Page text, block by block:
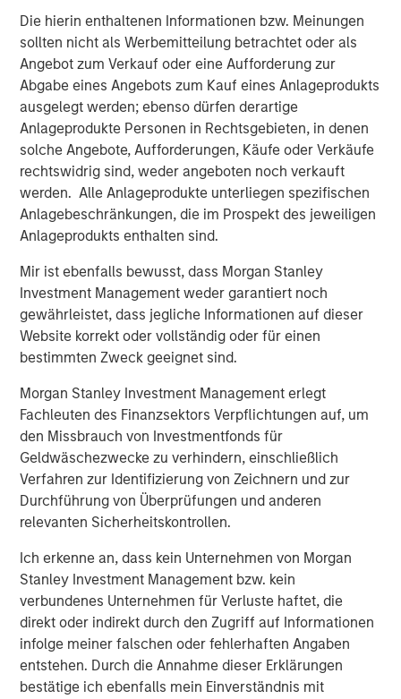
Die hierin enthaltenen Informationen bzw. Meinungen
sollten nicht als Werbemitteilung betrachtet oder als
Angebot zum Verkauf oder eine Aufforderung zur
Abgabe eines Angebots zum Kauf eines Anlageprodukts
ausgelegt werden; ebenso dürfen derartige
Anlageprodukte Personen in Rechtsgebieten, in denen
solche Angebote, Aufforderungen, Käufe oder Verkäufe
rechtswidrig sind, weder angeboten noch verkauft
werden. Alle Anlageprodukte unterliegen spezifischen
Anlagebeschränkungen, die im Prospekt des jeweiligen
Anlageprodukts enthalten sind.
Mir ist ebenfalls bewusst, dass Morgan Stanley
Investment Management weder garantiert noch
gewährleistet, dass jegliche Informationen auf dieser
Website korrekt oder vollständig oder für einen
bestimmten Zweck geeignet sind.
Morgan Stanley Investment Management erlegt
Fachleuten des Finanzsektors Verpflichtungen auf, um
den Missbrauch von Investmentfonds für
Geldwäschezwecke zu verhindern, einschließlich
Verfahren zur Identifizierung von Zeichnern und zur
Durchführung von Überprüfungen und anderen
relevanten Sicherheitskontrollen.
Ich erkenne an, dass kein Unternehmen von Morgan
Stanley Investment Management bzw. kein
verbundenes Unternehmen für Verluste haftet, die
direkt oder indirekt durch den Zugriff auf Informationen
infolge meiner falschen oder fehlerhaften Angaben
entstehen. Durch die Annahme dieser Erklärungen
bestätige ich ebenfalls mein Einverständnis mit
widening, led by French assets, while high yield (HY) and
convertibles rallied on strong risk appetite and falling
yields. Primary issuance was active across segments,
with refinancing dominating supply. Fundamentals remain
solid, but spreads are tight.
Securitized Credit Stable with Strong Technicals
Agency mortgage-backed securities (MBS) spreads
tightened but remain wide historically. Asset-backed
securities, Commercial MBS, and Residential MBS
issuance was well absorbed despite seasonal slowdown.
upside versus other sectors.
Asset Performance Year-to-Date
DISPLAY 1